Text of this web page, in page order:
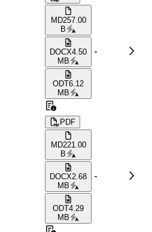
MD257.00
B
DOCX4.50
MB
ODT6.12
MB
-
PDF
MD221.00
B
DOCX2.68
MB
ODT4.29
MB
-